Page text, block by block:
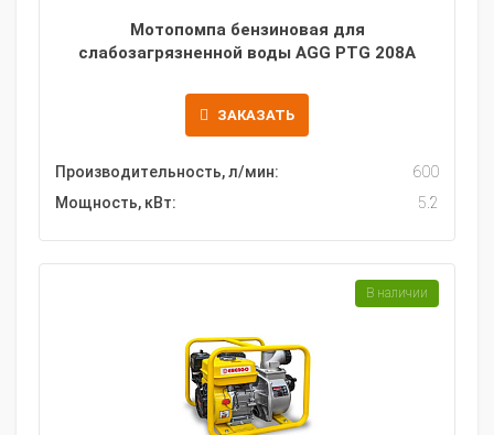
Мотопомпа бензиновая для
слабозагрязненной воды AGG PTG 208A
ЗАКАЗАТЬ
Производительность, л/мин:
600
Мощность, кВт:
5.2
В наличии